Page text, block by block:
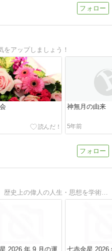
アップしましょう！
神無月の由来
5年前
九星気学の本命星を切り口に、歴史上の偉人の人生・思想を学術的に解説する総合メディア。中立・複数流派比較・典拠主義で運営。九紫火星〜一白水星まで全九星をカバー。
2026 年 9 月の運 七赤金星 2026